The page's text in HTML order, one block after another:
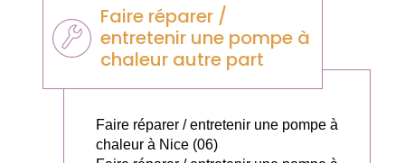
Faire réparer /
entretenir une pompe à
chaleur autre part
Faire réparer / entretenir une pompe à
chaleur à Nice (06)